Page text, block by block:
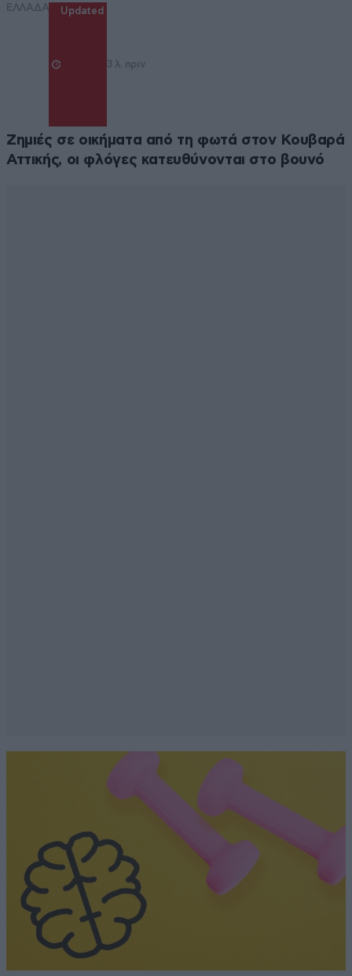
ΕΛΛΑΔΑ Updated
3 λ. πριν
Ζημιές σε οικήματα από τη φωτά στον Κουβαρά
Αττικής, οι φλόγες κατευθύνονται στο βουνό